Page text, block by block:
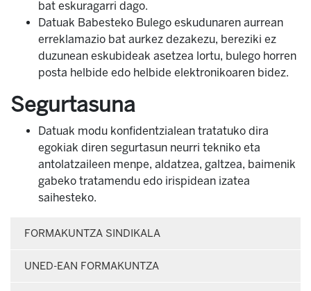
bat eskuragarri dago.
Datuak Babesteko Bulego eskudunaren aurrean
erreklamazio bat aurkez dezakezu, bereziki ez
duzunean eskubideak asetzea lortu, bulego horren
posta helbide edo helbide elektronikoaren bidez.
Segurtasuna
Datuak modu konfidentzialean tratatuko dira
egokiak diren segurtasun neurri tekniko eta
antolatzaileen menpe, aldatzea, galtzea, baimenik
gabeko tratamendu edo irispidean izatea
saihesteko.
FORMAKUNTZA SINDIKALA
UNED-EAN FORMAKUNTZA